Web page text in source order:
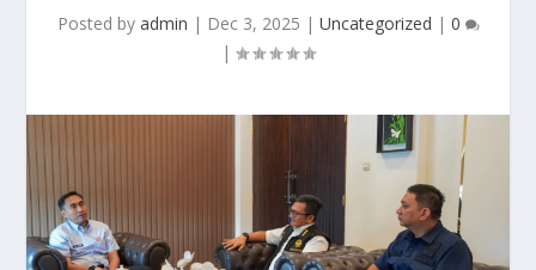
Posted by admin | Dec 3, 2025 | Uncategorized | 0
|